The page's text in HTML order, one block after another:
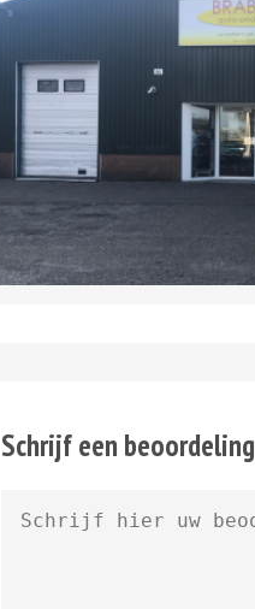
Schrijf een beoordeling